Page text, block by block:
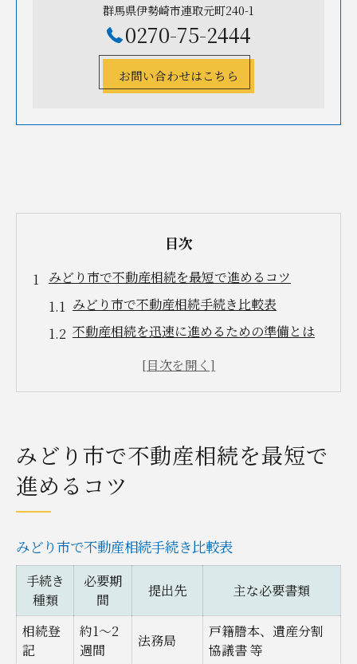
群馬県伊勢崎市連取元町240-1
0270-75-2444
お問い合わせはこちら
目次
みどり市で不動産相続を最短で進めるコツ
みどり市で不動産相続手続き比較表
不動産相続を迅速に進めるための準備とは
最短ルートで進行する不動産相続のポイン
相続放棄を検討中なら知っておきたい不動産相
続の要点
相続放棄手続きの具体的な流れを解説
不動産相続放棄で注意すべきケース
必要書類や期限を押さえる相続放棄の基礎
相続放棄後の不動産管理のポイント
複雑な不動産相続を円滑に進める方法とは
みどり市で不動産相続を最短で
進めるコツ
みどり市で不動産相続手続き比較表
手続き
種類
必要期
間
提出先 主な必要書類
相続登
記
約1〜2
週間
法務局
戸籍謄本、遺産分割
協議書 等